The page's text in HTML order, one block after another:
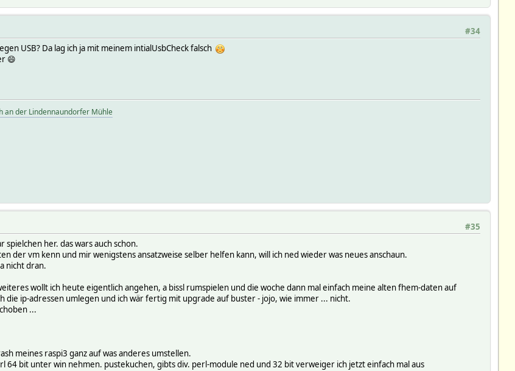
#34
USB? Da lag ich ja mit meinem intialUsbCheck falsch
😄
an der Lindennaundorfer Mühle
#35
her. das wars auch schon.
der vm kenn und mir wenigstens ansatzweise selber helfen kann, will ich ned wieder was neues anschaun.
nicht dran.
wollt ich heute eigentlich angehen, a bissl rumspielen und die woche dann mal einfach meine alten fhem-daten auf
die ip-adressen umlegen und ich wär fertig mit upgrade auf buster - jojo, wie immer ... nicht.
...
meines raspi3 ganz auf was anderes umstellen.
64 bit unter win nehmen. pustekuchen, gibts div. perl-module ned und 32 bit verweiger ich jetzt einfach mal aus